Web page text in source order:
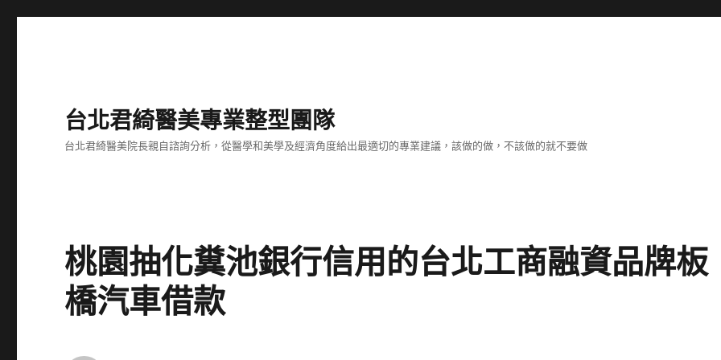
台北君綺醫美專業整型團隊
台北君綺醫美院長親自諮詢分析，從醫學和美學及經濟角度給出最適切的專業建議，該做的做，不該做的就不要做
桃園抽化糞池銀行信用的台北工商融資品牌板
橋汽車借款